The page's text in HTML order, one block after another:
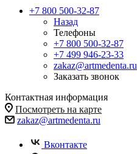
+7 800 500-32-87
Назад
Телефоны
+7 800 500-32-87
+7 499 946-23-33
zakaz@artmedenta.ru
Заказать звонок
Контактная информация
Посмотреть на карте
zakaz@artmedenta.ru
Вконтакте